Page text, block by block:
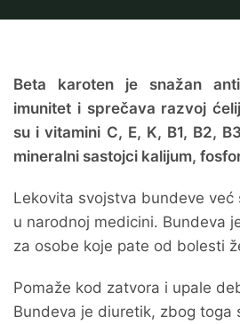
Beta karoten je snažan
imunitet i sprečava razvoj
su i vitamini C, E, K, B1, B2,
mineralni sastojci kalijum,
Lekovita svojstva bundeve već
u narodnoj medicini. Bundeva
za osobe koje pate od bolesti
Pomaže kod zatvora i upale
Bundeva je diuretik, zbog toga